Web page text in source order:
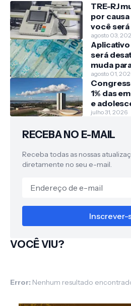
TRE-RJ
por
você
agosto 03,
será
muda
agosto 01,
1% das
e
três anos
julho 31, 2026
RECEBA NO E-MAIL
Receba todas as nossas
diretamente no seu e-mail.
VOCÊ VIU?
Error: Nenhum resultado